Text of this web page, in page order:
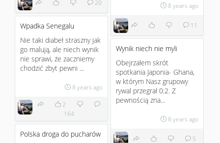
20 8 years ago
11
Wpadka Senegalu
Nie taki diabeł straszny jak
go malują, ale niech wynik
nie sprawi, że zaczniemy
chodzić zbyt pewni ...
8 years ago
2
164
Wynik niech nie myli
Obejrzałem skrót
spotkania Japonia- Ghana,
w którym Nasz grupowy
rywal przegrał 0:2. Z
pewnością zna...
8 years ago
5
Polska droga do pucharów